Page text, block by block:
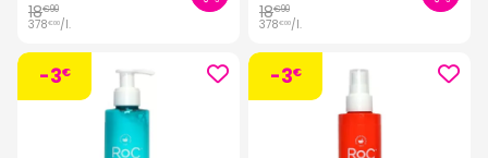
18€90
378€00/l.
18€90
378€00/l.
-3€ -3€